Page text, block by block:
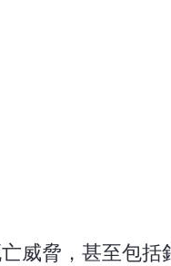
威脅，甚至包括